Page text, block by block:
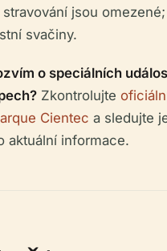
jsou
svačiny.
o speciálních
Zkontrolujte
Cientec a sledujte
aktuální informace.